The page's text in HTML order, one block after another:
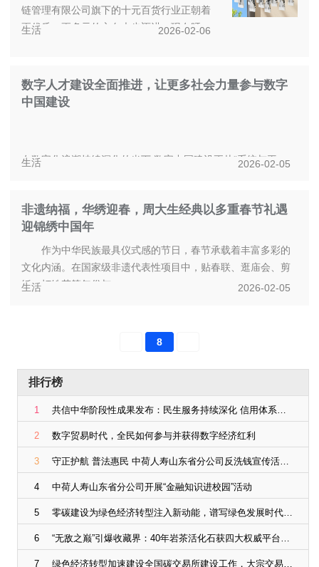
链管理有限公司旗下的十元百货行业正朝着
更优质、更多元的方向大步迈进。现在呀，
生活 2026-02-06
数字人才建设全面推进，让更多社会力量参与数字
中国建设
在数字化浪潮持续深化的当下,数字中国建设正从“系统与平
生活 2026-02-05
非遗纳福，华绣迎春，周大生经典以多重春节礼遇
迎锦绣中国年
作为中华民族最具仪式感的节日，春节承载着丰富多彩的
文化内涵。在国家级非遗代表性项目中，贴春联、逛庙会、剪
纸、打铁花等年俗与...
生活 2026-02-05
8
排行榜
1 共信中华阶段性成果发布：民生服务持续深化 信用体系建设取得积极进展
2 数字贸易时代，全民如何参与并获得数字经济红利
3 守正护航 普法惠民 中荷人寿山东省分公司反洗钱宣传活动纵深推进
4 中荷人寿山东省分公司开展“金融知识进校园”活动
5 零碳建设为绿色经济转型注入新动能，谱写绿色发展时代华章
6 “无敌之巅”引爆收藏界：40年岩茶活化石获四大权威平台聚焦
7 绿色经济转型加速建设全国碳交易所建设工作，大宗交易市场即将开放